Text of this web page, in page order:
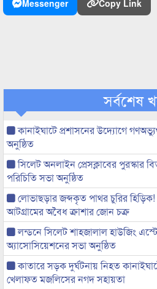
Messenger
Copy Link
সর্বশেষ
কানাইঘাটে প্রশাসনের উদ্যোগে
অনুষ্ঠিত
সিলেট অনলাইন প্রেসক্লাবের পুরস্কার
পরিচিতি সভা অনুষ্ঠিত
লোভাছড়ার জব্দকৃত পাথর চুরির
আটগ্রামের অবৈধ ক্রাশার জোন চক্র
লন্ডনে সিলেট শাহজালাল হাউজিং
অ্যাসোসিয়েশনের সভা অনুষ্ঠিত
কাতারে সড়ক দুর্ঘটনায় নিহত
খেলাফত মজলিসের নগদ সহায়তা